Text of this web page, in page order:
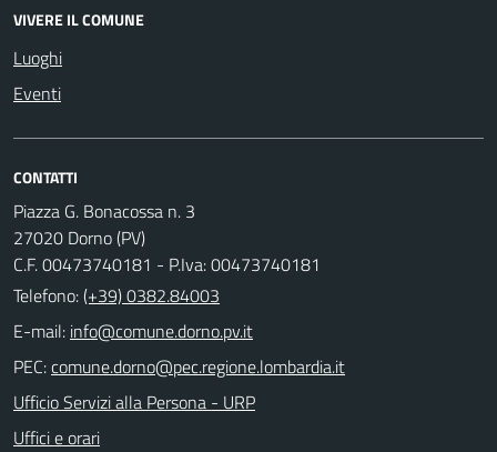
VIVERE IL COMUNE
Luoghi
Eventi
CONTATTI
Piazza G. Bonacossa n. 3
27020 Dorno (PV)
C.F. 00473740181 - P.Iva: 00473740181
Telefono:(+39) 0382.84003
E-mail:
PEC:
Ufficio Servizi alla Persona - URP
Uffici e orari